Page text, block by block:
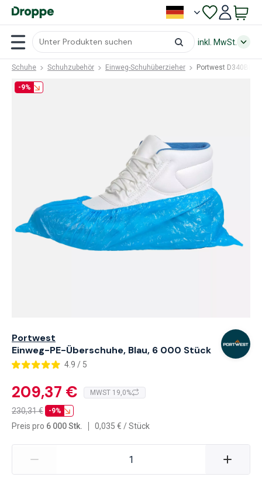
inkl. MwSt.
Schuhe Schuhzubehör Einweg-Schuhüberzieher Portwest D340BLU
-9%
Portwest
Einweg-PE-Überschuhe, Blau, 6 000 Stück
4.9 / 5
209,37 € MWST 19,0%
230,31€ -9%
Preis pro 6 000 Stk. 0,035 € /Stück